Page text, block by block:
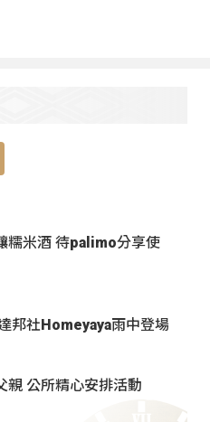
糯米酒 待palimo分享使
邦社Homeyaya雨中登場
親 公所精心安排活動